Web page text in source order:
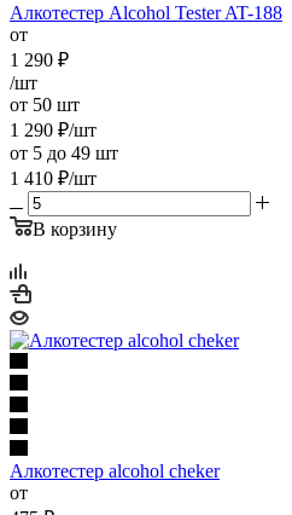
Алкотестер Alcohol Tester AT-188
от
1 290 ₽
/шт
от 50 шт
1 290 ₽/шт
от 5 до 49 шт
1 410 ₽/шт
В корзину
Алкотестер alcohol cheker
от